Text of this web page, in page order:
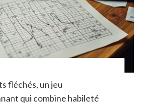
fléchés, un jeu
qui combine habileté